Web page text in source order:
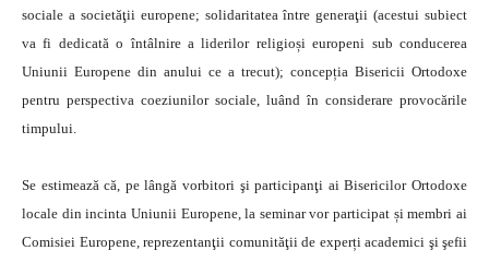
sociale a societăţii europene; solidaritatea între generaţii (acestui subiect
va fi dedicată o întâlnire a liderilor religioși europeni sub conducerea
Uniunii Europene din anului ce a trecut); concepția Bisericii Ortodoxe
pentru perspectiva coeziunilor sociale, luând în considerare provocările
timpului.
Se estimează că, pe lângă vorbitori şi participanţi ai Bisericilor Ortodoxe
locale din incinta Uniunii Europene, la seminar vor participat și membri ai
Comisiei Europene, reprezentanţii comunităţii de experți academici şi şefii